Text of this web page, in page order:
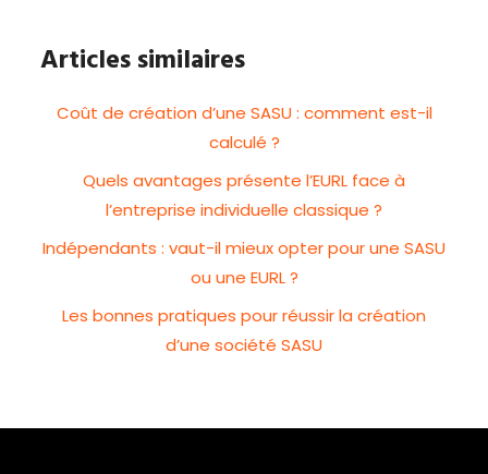
Articles similaires
Coût de création d’une SASU : comment est-il
calculé ?
Quels avantages présente l’EURL face à
l’entreprise individuelle classique ?
Indépendants : vaut-il mieux opter pour une SASU
ou une EURL ?
Les bonnes pratiques pour réussir la création
d’une société SASU